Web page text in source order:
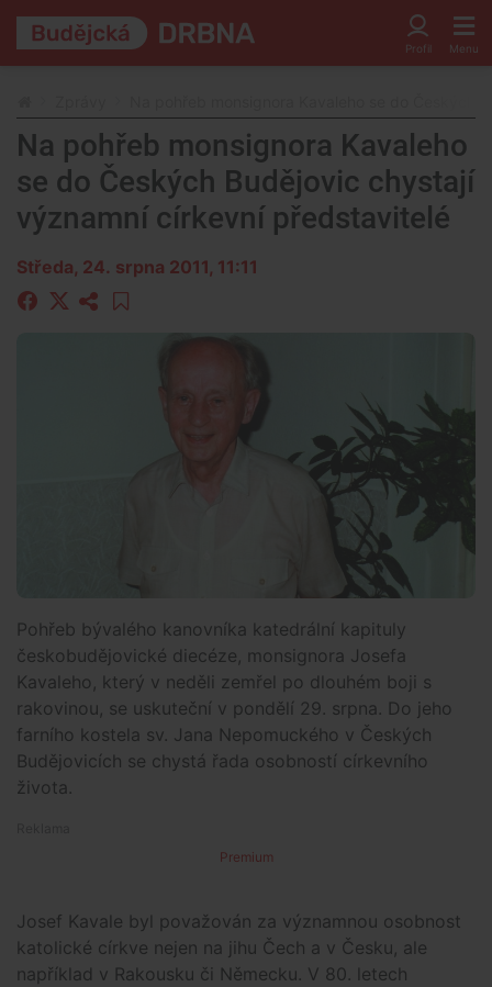
Na pohřeb monsignora Kavaleho
se do Českých Budějovic chystají
významní církevní představitelé
Středa, 24. srpna 2011, 11:11
Pohřeb bývalého kanovníka katedrální kapituly
českobudějovické diecéze, monsignora Josefa
Kavaleho, který v neděli zemřel po dlouhém boji s
rakovinou, se uskuteční v pondělí 29. srpna. Do jeho
farního kostela sv. Jana Nepomuckého v Českých
Budějovicích se chystá řada osobností církevního
života.
Premium
Josef Kavale byl považován za významnou osobnost
katolické církve nejen na jihu Čech a v Česku, ale
například v Rakousku či Německu. V 80. letech